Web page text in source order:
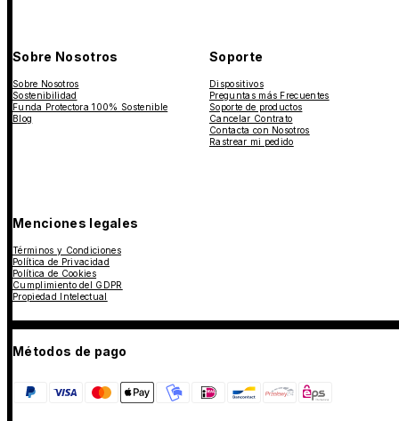
Sobre Nosotros
Sobre Nosotros
Sostenibilidad
Funda Protectora 100% Sostenible
Blog
Soporte
Dispositivos
Preguntas más Frecuentes
Soporte de productos
Cancelar Contrato
Contacta con Nosotros
Rastrear mi pedido
Menciones legales
Términos y Condiciones
Política de Privacidad
Política de Cookies
Cumplimiento del GDPR
Propiedad Intelectual
Métodos de pago